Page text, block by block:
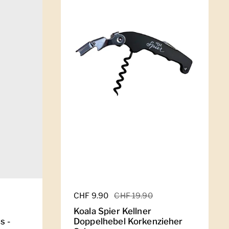
-
Regulärer Preis
CHF 9.90 Sale-Preis
CHF 19.90
Koala Spier Kellner
Doppelhebel Korkenzieher